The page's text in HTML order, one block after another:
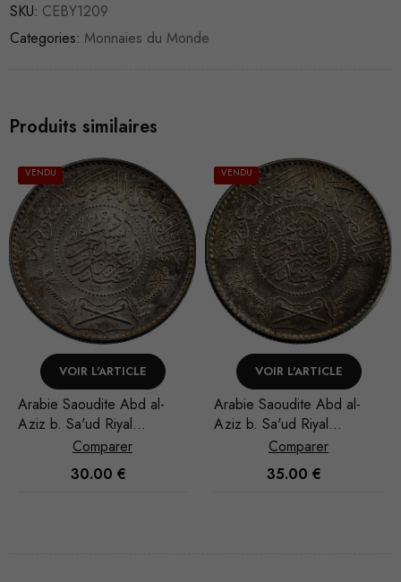
SKU: CEBY1209
Categories: Monnaies du Monde
Produits similaires
VENDU
VOIR L'ARTICLE
Arabie Saoudite Abd al-
Aziz b. Sa'ud Riyal
1951/AH 1370
Comparer
30.00 €
VENDU
VOIR L'ARTICLE
Arabie Saoudite Abd al-
Aziz b. Sa'ud Riyal
1935/AH 1354
Comparer
35.00 €